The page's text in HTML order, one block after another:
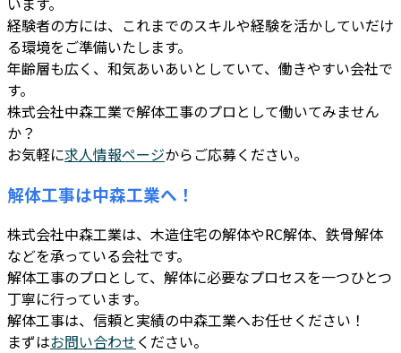
経験者の方には、これまでのスキルや経験を活かしていだけ
る環境をご準備いたします。
年齢層も広く、和気あいあいとしていて、働きやすい会社で
す。
株式会社中森工業で解体工事のプロとして働いてみません
か？
お気軽に求人情報ページからご応募ください。
解体工事は中森工業へ！
株式会社中森工業は、木造住宅の解体やRC解体、鉄骨解体
などを承っている会社です。
解体工事のプロとして、解体に必要なプロセスを一つひとつ
丁寧に行っています。
解体工事は、信頼と実績の中森工業へお任せください！
まずはお問い合わせください。